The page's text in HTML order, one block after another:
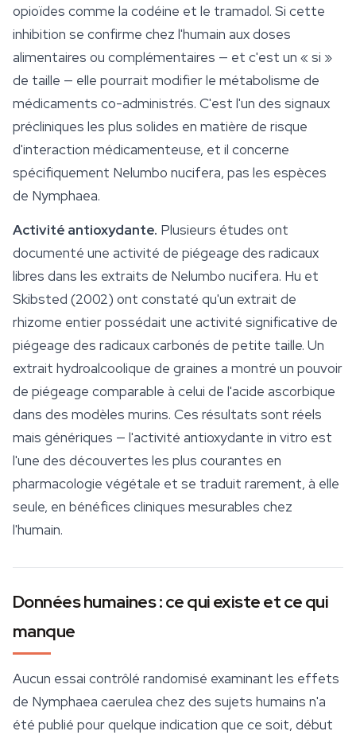
opioïdes comme la codéine et le tramadol. Si cette
inhibition se confirme chez l'humain aux doses
alimentaires ou complémentaires — et c'est un « si »
de taille — elle pourrait modifier le métabolisme de
médicaments co-administrés. C'est l'un des signaux
précliniques les plus solides en matière de risque
d'interaction médicamenteuse, et il concerne
spécifiquement Nelumbo nucifera, pas les espèces
de Nymphaea.
Activité antioxydante. Plusieurs études ont
documenté une activité de piégeage des radicaux
libres dans les extraits de Nelumbo nucifera. Hu et
Skibsted (2002) ont constaté qu'un extrait de
rhizome entier possédait une activité significative de
piégeage des radicaux carbonés de petite taille. Un
extrait hydroalcoolique de graines a montré un pouvoir
de piégeage comparable à celui de l'acide ascorbique
dans des modèles murins. Ces résultats sont réels
mais génériques — l'activité antioxydante in vitro est
l'une des découvertes les plus courantes en
pharmacologie végétale et se traduit rarement, à elle
seule, en bénéfices cliniques mesurables chez
l'humain.
Données humaines : ce qui existe et ce qui
manque
Aucun essai contrôlé randomisé examinant les effets
de Nymphaea caerulea chez des sujets humains n'a
été publié pour quelque indication que ce soit, début